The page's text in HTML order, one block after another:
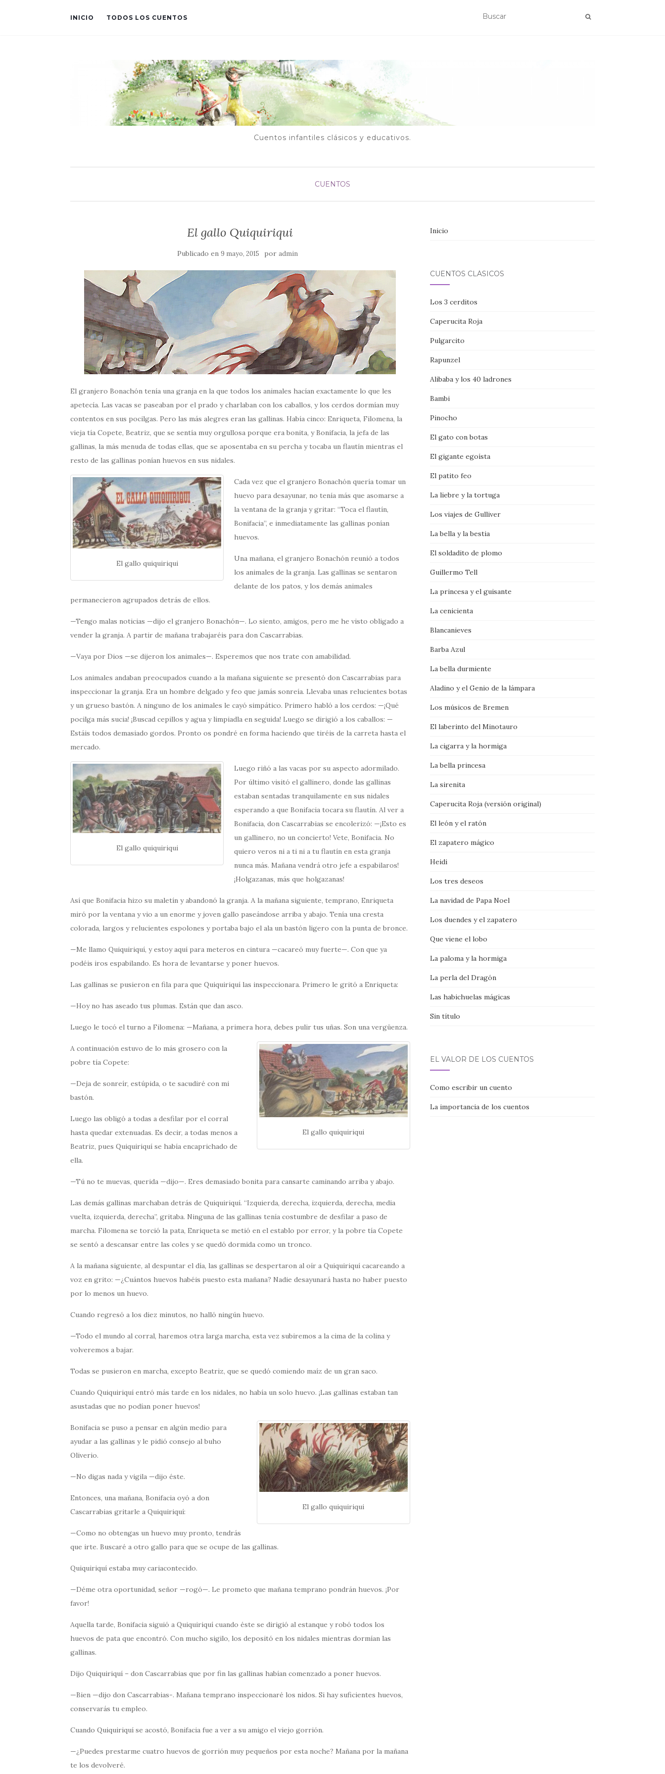
INICIO TODOS LOS CUENTOS
Cuentos infantiles clásicos y educativos.
CUENTOS
El gallo Quiquiriqui
Publicado en9 mayo, 2015 poradmin
El granjero Bonachón tenía una granja en la que todos los animales hacían exactamente lo que les
apetecía. Las vacas se paseaban por el prado y charlaban con los caballos, y los cerdos dormían muy
contentos en sus pocilgas. Pero las más alegres eran las gallinas. Había cinco: Enriqueta, Filomena, la
vieja tía Copete, Beatriz, que se sentía muy orgullosa porque era bonita, y Bonifacia, la jefa de las
gallinas, la más menuda de todas ellas, que se aposentaba en su percha y tocaba un flautín mientras el
resto de las gallinas ponían huevos en sus nidales.
El gallo quiquiriqui
Cada vez que el granjero Bonachón quería tomar un
huevo para desayunar, no tenía más que asomarse a
la ventana de la granja y gritar: “Toca el flautín,
Bonifacia”, e inmediatamente las gallinas ponían
huevos.
Una mañana, el granjero Bonachón reunió a todos
los animales de la granja. Las gallinas se sentaron
delante de los patos, y los demás animales
permanecieron agrupados detrás de ellos.
—Tengo malas noticias —dijo el granjero Bonachón—. Lo siento, amigos, pero me he visto obligado a
vender la granja. A partir de mañana trabajaréis para don Cascarrabias.
—Vaya por Dios —se dijeron los animales—. Esperemos que nos trate con amabilidad.
Los animales andaban preocupados cuando a la mañana siguiente se presentó don Cascarrabias para
inspeccionar la granja. Era un hombre delgado y feo que jamás sonreía. Llevaba unas relucientes botas
y un grueso bastón. A ninguno de los animales le cayó simpático. Primero habló a los cerdos: —¡Qué
pocilga más sucia! ¡Buscad cepillos y agua y limpiadla en seguida! Luego se dirigió a los caballos: —
Estáis todos demasiado gordos. Pronto os pondré en forma haciendo que tiréis de la carreta hasta el
mercado.
El gallo quiquiriqui
Luego riñó a las vacas por su aspecto adormilado.
Por último visitó el gallinero, donde las gallinas
estaban sentadas tranquilamente en sus nidales
esperando a que Bonifacia tocara su flautín. Al ver a
Bonifacia, don Cascarrabias se encolerizó: —¡Esto es
un gallinero, no un concierto! Vete, Bonifacia. No
quiero veros ni a ti ni a tu flautín en esta granja
nunca más. Mañana vendrá otro jefe a espabilaros!
¡Holgazanas, más que holgazanas!
Así que Bonifacia hizo su maletín y abandonó la granja. A la mañana siguiente, temprano, Enriqueta
miró por la ventana y vio a un enorme y joven gallo paseándose arriba y abajo. Tenía una cresta
colorada, largos y relucientes espolones y portaba bajo el ala un bastón ligero con la punta de bronce.
—Me llamo Quiquiriquí, y estoy aquí para meteros en cintura —cacareó muy fuerte—. Con que ya
podéis iros espabilando. Es hora de levantarse y poner huevos.
Las gallinas se pusieron en fila para que Quiquiriquí las inspeccionara. Primero le gritó a Enriqueta:
—Hoy no has aseado tus plumas. Están que dan asco.
Luego le tocó el turno a Filomena: —Mañana, a primera hora, debes pulir tus uñas. Son una vergüenza.
El gallo quiquiriqui
A continuación estuvo de lo más grosero con la
pobre tía Copete:
—Deja de sonreír, estúpida, o te sacudiré con mi
bastón.
Luego las obligó a todas a desfilar por el corral
hasta quedar extenuadas. Es decir, a todas menos a
Beatriz, pues Quiquiriquí se había encaprichado de
ella.
—Tú no te muevas, querida —dijo—. Eres demasiado bonita para cansarte caminando arriba y abajo.
Las demás gallinas marchaban detrás de Quiquiriquí. “Izquierda, derecha, izquierda, derecha, media
vuelta, izquierda, derecha”, gritaba. Ninguna de las gallinas tenía costumbre de desfilar a paso de
marcha. Filomena se torció la pata, Enriqueta se metió en el establo por error, y la pobre tía Copete
se sentó a descansar entre las coles y se quedó dormida como un tronco.
A la mañana siguiente, al despuntar el día, las gallinas se despertaron al oír a Quiquiriquí cacareando a
voz en grito: —¿Cuántos huevos habéis puesto esta mañana? Nadie desayunará hasta no haber puesto
por lo menos un huevo.
Cuando regresó a los diez minutos, no halló ningún huevo.
—Todo el mundo al corral, haremos otra larga marcha, esta vez subiremos a la cima de la colina y
volveremos a bajar.
Todas se pusieron en marcha, excepto Beatriz, que se quedó comiendo maíz de un gran saco.
Cuando Quiquiriquí entró más tarde en los nidales, no había un solo huevo. ¡Las gallinas estaban tan
asustadas que no podían poner huevos!
El gallo quiquiriqui
Bonifacia se puso a pensar en algún medio para
ayudar a las gallinas y le pidió consejo al buho
Oliverio.
—No digas nada y vigila —dijo éste.
Entonces, una mañana, Bonifacia oyó a don
Cascarrabias gritarle a Quiquiriquí:
—Como no obtengas un huevo muy pronto, tendrás
que irte. Buscaré a otro gallo para que se ocupe de las gallinas.
Quiquiriquí estaba muy cariacontecido.
—Déme otra oportunidad, señor —rogó—. Le prometo que mañana temprano pondrán huevos. ¡Por
favor!
Aquella tarde, Bonifacia siguió a Quiquiriquí cuando éste se dirigió al estanque y robó todos los
huevos de pata que encontró. Con mucho sigilo, los depositó en los nidales mientras dormían las
gallinas.
Dijo Quiquiriquí – don Cascarrabias que por fin las gallinas habían comenzado a poner huevos.
—Bien —dijo don Cascarrabias-. Mañana temprano inspeccionaré los nidos. Si hay suficientes huevos,
conservarás tu empleo.
Cuando Quiquiriquí se acostó, Bonifacia fue a ver a su amigo el viejo gorrión.
—¿Puedes prestarme cuatro huevos de gorrión muy pequeños por esta noche? Mañana por la mañana
te los devolveré.
Inicio
CUENTOS CLÁSICOS
Los 3 cerditos
Caperucita Roja
Pulgarcito
Rapunzel
Alibaba y los 40 ladrones
Bambi
Pinocho
El gato con botas
El gigante egoísta
El patito feo
La liebre y la tortuga
Los viajes de Gulliver
La bella y la bestia
El soldadito de plomo
Guillermo Tell
La princesa y el guisante
La cenicienta
Blancanieves
Barba Azul
La bella durmiente
Aladino y el Genio de la lámpara
Los músicos de Bremen
El laberinto del Minotauro
La cigarra y la hormiga
La bella princesa
La sirenita
Caperucita Roja (versión original)
El león y el ratón
El zapatero mágico
Heidi
Los tres deseos
La navidad de Papa Noel
Los duendes y el zapatero
Que viene el lobo
La paloma y la hormiga
La perla del Dragón
Las habichuelas mágicas
Sin título
EL VALOR DE LOS CUENTOS
Como escribir un cuento
La importancia de los cuentos